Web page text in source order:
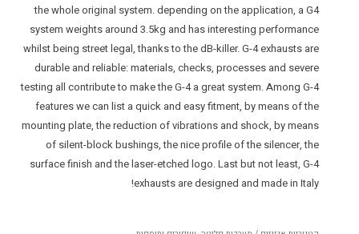
the whole original system. depending on the application, a G4
system weights around 3.5kg and has interesting performance
whilst being street legal, thanks to the dB-killer. G-4 exhausts are
durable and reliable: materials, checks, processes and severe
testing all contribute to make the G-4 a great system. Among G-4
features we can list a quick and easy fitment, by means of the
mounting plate, the reduction of vibrations and shock, by means
of silent-block bushings, the nice profile of the silencer, the
surface finish and the laser-etched logo. Last but not least, G-4
exhausts are designed and made in Italy!